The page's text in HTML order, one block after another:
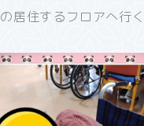
居住するフロアへ行